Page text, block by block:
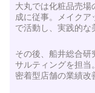
大丸では化粧品売
成に従事。メイクア
で活動し、実践的な
その後、船井総合研
サルティングを担当
密着型店舗の業績改